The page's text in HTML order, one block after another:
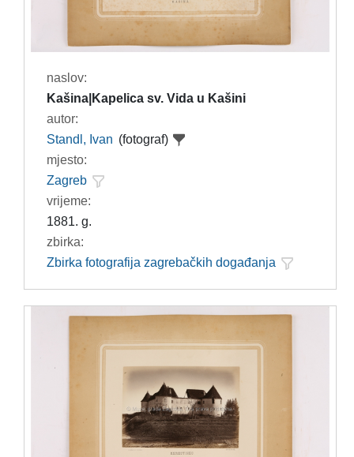
naslov:
Kašina|Kapelica sv. Vida u Kašini
autor:
Standl, Ivan (fotograf)
mjesto:
Zagreb
vrijeme:
1881. g.
zbirka:
Zbirka fotografija zagrebačkih događanja